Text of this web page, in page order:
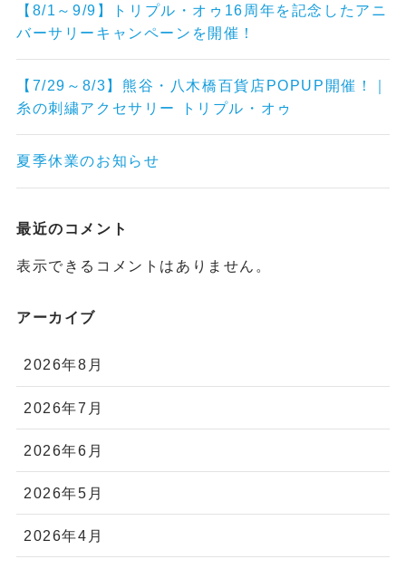
【8/1～9/9】トリプル・オゥ16周年を記念したアニ
バーサリーキャンペーンを開催！
【7/29～8/3】熊谷・八木橋百貨店POPUP開催！｜
糸の刺繍アクセサリー トリプル・オゥ
夏季休業のお知らせ
最近のコメント
表示できるコメントはありません。
アーカイブ
2026年8月
2026年7月
2026年6月
2026年5月
2026年4月